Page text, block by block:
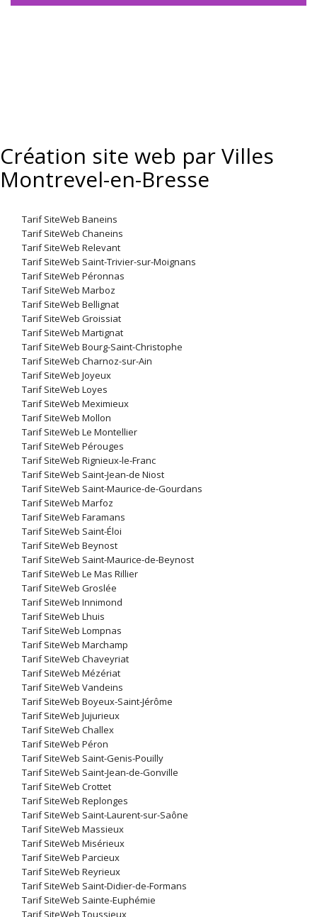
Création site web par Villes
Montrevel-en-Bresse
Tarif SiteWeb Baneins
Tarif SiteWeb Chaneins
Tarif SiteWeb Relevant
Tarif SiteWeb Saint-Trivier-sur-Moignans
Tarif SiteWeb Péronnas
Tarif SiteWeb Marboz
Tarif SiteWeb Bellignat
Tarif SiteWeb Groissiat
Tarif SiteWeb Martignat
Tarif SiteWeb Bourg-Saint-Christophe
Tarif SiteWeb Charnoz-sur-Ain
Tarif SiteWeb Joyeux
Tarif SiteWeb Loyes
Tarif SiteWeb Meximieux
Tarif SiteWeb Mollon
Tarif SiteWeb Le Montellier
Tarif SiteWeb Pérouges
Tarif SiteWeb Rignieux-le-Franc
Tarif SiteWeb Saint-Jean-de Niost
Tarif SiteWeb Saint-Maurice-de-Gourdans
Tarif SiteWeb Marfoz
Tarif SiteWeb Faramans
Tarif SiteWeb Saint-Éloi
Tarif SiteWeb Beynost
Tarif SiteWeb Saint-Maurice-de-Beynost
Tarif SiteWeb Le Mas Rillier
Tarif SiteWeb Groslée
Tarif SiteWeb Innimond
Tarif SiteWeb Lhuis
Tarif SiteWeb Lompnas
Tarif SiteWeb Marchamp
Tarif SiteWeb Chaveyriat
Tarif SiteWeb Mézériat
Tarif SiteWeb Vandeins
Tarif SiteWeb Boyeux-Saint-Jérôme
Tarif SiteWeb Jujurieux
Tarif SiteWeb Challex
Tarif SiteWeb Péron
Tarif SiteWeb Saint-Genis-Pouilly
Tarif SiteWeb Saint-Jean-de-Gonville
Tarif SiteWeb Crottet
Tarif SiteWeb Replonges
Tarif SiteWeb Saint-Laurent-sur-Saône
Tarif SiteWeb Massieux
Tarif SiteWeb Misérieux
Tarif SiteWeb Parcieux
Tarif SiteWeb Reyrieux
Tarif SiteWeb Saint-Didier-de-Formans
Tarif SiteWeb Sainte-Euphémie
Tarif SiteWeb Toussieux